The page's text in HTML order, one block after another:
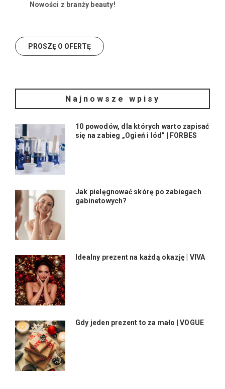
Nowości z branży beauty!
Najnowsze wpisy
10 powodów, dla których warto zapisać
się na zabieg „Ogień i lód” | FORBES
Jak pielęgnować skórę po zabiegach
gabinetowych?
Idealny prezent na każdą okazję | VIVA
Gdy jeden prezent to za mało | VOGUE